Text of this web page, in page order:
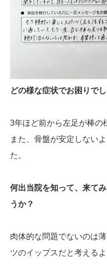
どの様な症状でお困りで
3年ほど前から左足が棒の
また、骨盤が安定しない
た。
何出当院を知って、来て
うか？
肉体的な問題でないのは
ツのイップスだと考える